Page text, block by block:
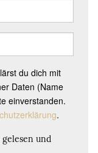
du dich mit
Daten (Name
einverstanden.
.
gelesen und